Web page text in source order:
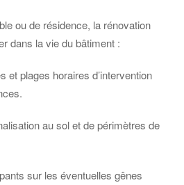
ou de résidence, la rénovation
dans la vie du bâtiment :
et plages horaires d’intervention
au sol et de périmètres de
sur les éventuelles gênes